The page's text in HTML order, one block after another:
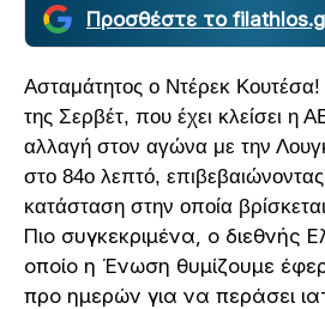
Προσθέστε το
Ασταμάτητος ο Ντέρεκ
της Σερβέτ, που έχει κλείσει η
αλλαγή στον αγώνα με την
στο 84ο λεπτό,
κατάσταση στην οποία
Πιο συγκεκριμένα, ο διεθνής
οποίο η Ένωση θυμίζουμε
προ ημερών για να περάσει